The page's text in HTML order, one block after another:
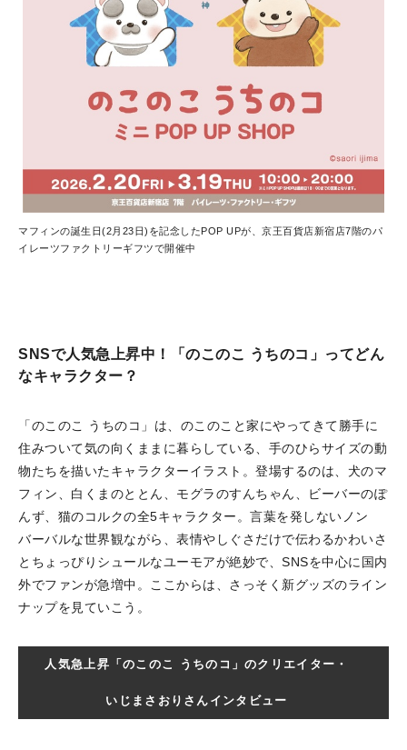
マフィンの誕生日(2月23日)を記念したPOP UPが、京王百貨店新宿店7階のパ
イレーツファクトリーギフツで開催中
SNSで人気急上昇中！「のこのこ うちのコ」ってどん
なキャラクター？
「のこのこ うちのコ」は、のこのこと家にやってきて勝手に
住みついて気の向くままに暮らしている、手のひらサイズの動
物たちを描いたキャラクターイラスト。登場するのは、犬のマ
フィン、白くまのととん、モグラのすんちゃん、ビーバーのぽ
んず、猫のコルクの全5キャラクター。言葉を発しないノン
バーバルな世界観ながら、表情やしぐさだけで伝わるかわいさ
とちょっぴりシュールなユーモアが絶妙で、SNSを中心に国内
外でファンが急増中。ここからは、さっそく新グッズのライン
ナップを見ていこう。
人気急上昇「のこのこ うちのコ」のクリエイター・
いじまさおりさんインタビュー